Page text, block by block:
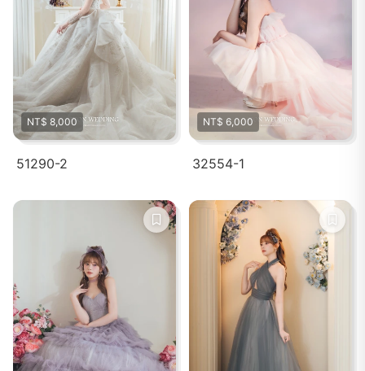
NT$ 8,000
51290-2
NT$ 6,000
32554-1